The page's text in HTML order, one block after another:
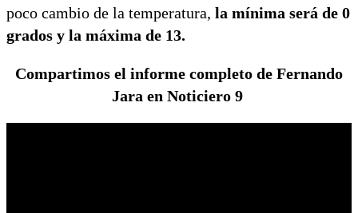
poco cambio de la temperatura, la mínima será de 0
grados y la máxima de 13.
Compartimos el informe completo de Fernando
Jara en Noticiero 9